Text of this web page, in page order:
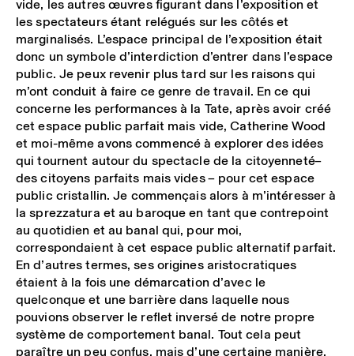
vide, les autres œuvres figurant dans l’exposition et
les spectateurs étant relégués sur les côtés et
marginalisés. L’espace principal de l’exposition était
donc un symbole d’interdiction d’entrer dans l’espace
public. Je peux revenir plus tard sur les raisons qui
m’ont conduit à faire ce genre de travail. En ce qui
concerne les performances à la Tate, après avoir créé
cet espace public parfait mais vide, Catherine Wood
et moi-même avons commencé à explorer des idées
qui tournent autour du spectacle de la citoyenneté ̶
des citoyens parfaits mais vides ̶ pour cet espace
public cristallin. Je commençais alors à m’intéresser à
la sprezzatura et au baroque en tant que contrepoint
au quotidien et au banal qui, pour moi,
correspondaient à cet espace public alternatif parfait.
En d’autres termes, ses origines aristocratiques
étaient à la fois une démarcation d’avec le
quelconque et une barrière dans laquelle nous
pouvions observer le reflet inversé de notre propre
système de comportement banal. Tout cela peut
paraître un peu confus, mais d’une certaine manière,